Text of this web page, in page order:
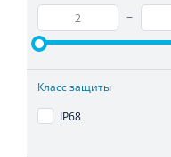
–
Класс защиты
IP68